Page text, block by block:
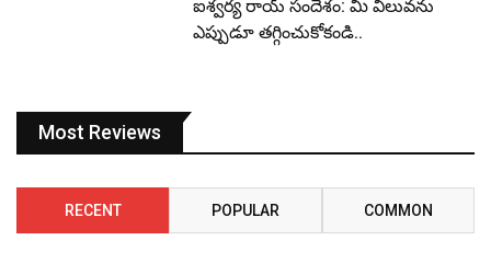
ఐశ్వర్య రాయ్ సందేశం: మీ విలువను
ఎప్పుడూ తగ్గించుకోకండి..
Most Reviews
RECENT POPULAR COMMON